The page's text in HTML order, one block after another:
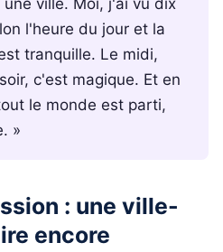
l'heure du jour et la
tranquille. Le midi,
c'est magique. Et en
le monde est parti,
»
: une ville-
encore